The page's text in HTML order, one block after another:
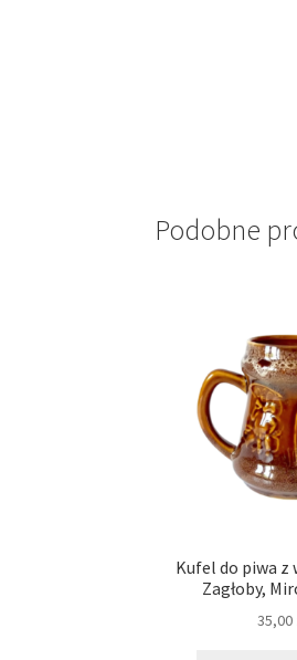
Podobne
Kufel do piwa z
Zagłoby,
35,00